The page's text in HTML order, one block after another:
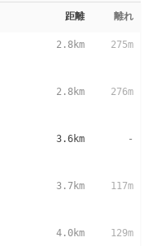
距離 離れ
2.8km 275m
2.8km 276m
3.6km -
3.7km 117m
4.0km 129m